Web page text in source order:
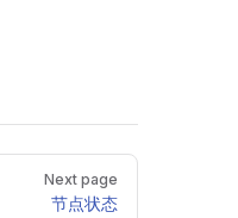
Next page
节点状态